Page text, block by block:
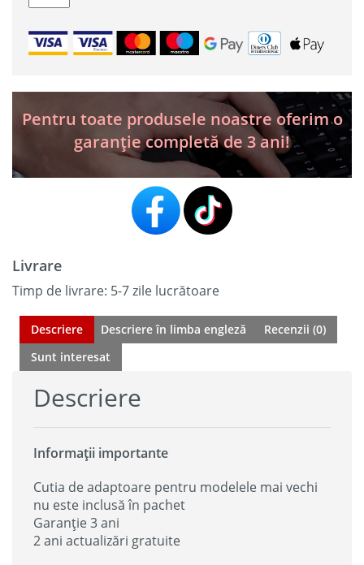
3
999 lei.
799 lei.
839 lei.
PRO3
APEX
(Single
Case)
–
+
Pentru toate produsele noastre oferim o
garanție completă de 3 ani!
Livrare
Timp de livrare: 5-7 zile lucrătoare
Descriere Descriere în limba engleză
Recenzii (0)
Sunt interesat
Descriere
Informații importante
Cutia de adaptoare pentru modelele mai vechi
nu este inclusă în pachet
Garanție 3 ani
2 ani actualizări gratuite